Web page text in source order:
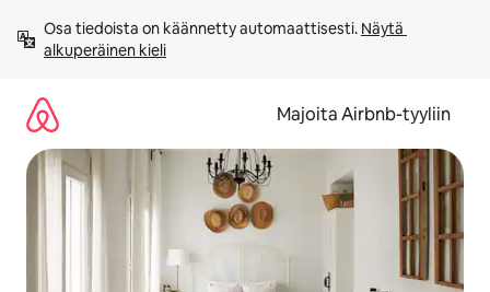
sisältö
väliin
Osa tiedoista on käännetty automaattisesti. Näytä
alkuperäinen kieli
Majoita Airbnb-tyyliin